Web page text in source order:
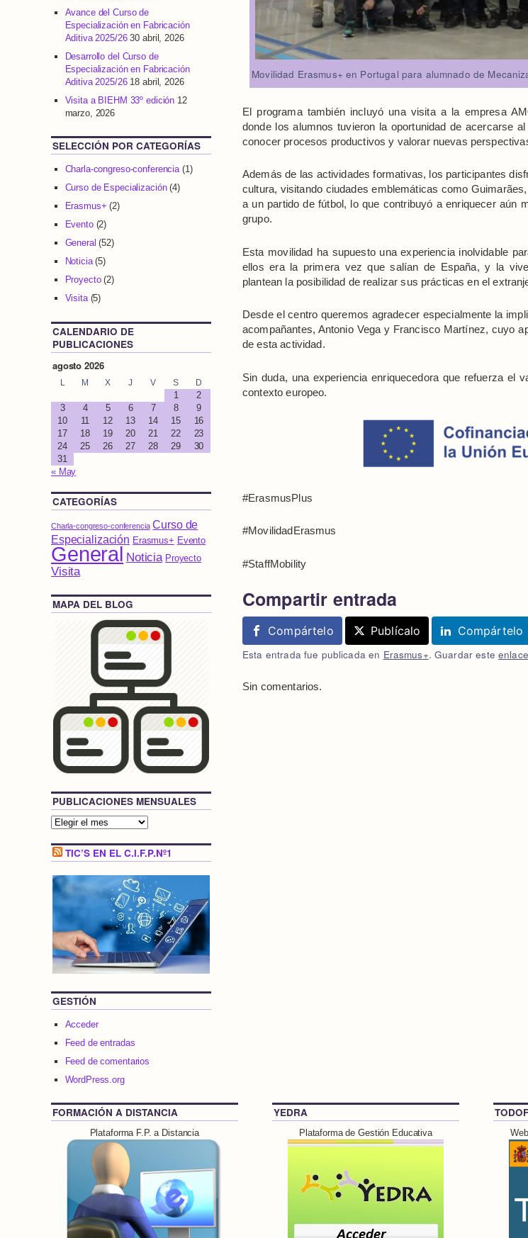
Movilidad Erasmus+ en Portugal para alumnado de
El programa también incluyó una visita a la empresa
donde los alumnos tuvieron la oportunidad de acercarse
conocer procesos productivos y valorar nuevas
Además de las actividades formativas, los participantes
cultura, visitando ciudades emblemáticas como
a un partido de fútbol, lo que contribuyó a enriquecer aún
grupo.
Esta movilidad ha supuesto una experiencia inolvidable
ellos era la primera vez que salían de España, y la
plantean la posibilidad de realizar sus prácticas en el
Desde el centro queremos agradecer especialmente la
acompañantes, Antonio Vega y Francisco Martínez, cuyo
de esta actividad.
Sin duda, una experiencia enriquecedora que refuerza el
contexto europeo.
#ErasmusPlus
#MovilidadErasmus
#StaffMobility
Compartir entrada
Compártelo Publícalo Compártelo
Esta entrada fue publicada en Erasmus+. Guardar este
Sin comentarios.
Avance del Curso de
Especialización en Fabricación
Aditiva 2025/26 30 abril, 2026
Desarrollo del Curso de
Especialización en Fabricación
Aditiva 2025/26 18 abril, 2026
Visita a BIEHM 33º edición 12
marzo, 2026
SELECCIÓN POR CATEGORÍAS
Charla-congreso-conferencia(1)
Curso de Especialización(4)
Erasmus+ (2)
Evento(2)
General (52)
Noticia(5)
Proyecto(2)
Visita(5)
CALENDARIO DE
PUBLICACIONES
agosto 2026
L M X J V S D
1
2
3
4 5 6 7 8
9
10
11 12 13 14 15
16
17
18 19 20 21 22
23
24
25 26 27 28 29
30
31
« May
CATEGORÍAS
Charla-congreso-conferencia Curso de
Especialización Erasmus+ Evento
General Noticia Proyecto
Visita
MAPA DEL BLOG
PUBLICACIONES MENSUALES
TIC’S EN EL C.I.F.P.Nº1
GESTIÓN
Acceder
Feed de entradas
Feed de comentarios
WordPress.org
FORMACIÓN A DISTANCIA
Plataforma F.P. a Distancia
YEDRA
Plataforma de Gestión Educativa